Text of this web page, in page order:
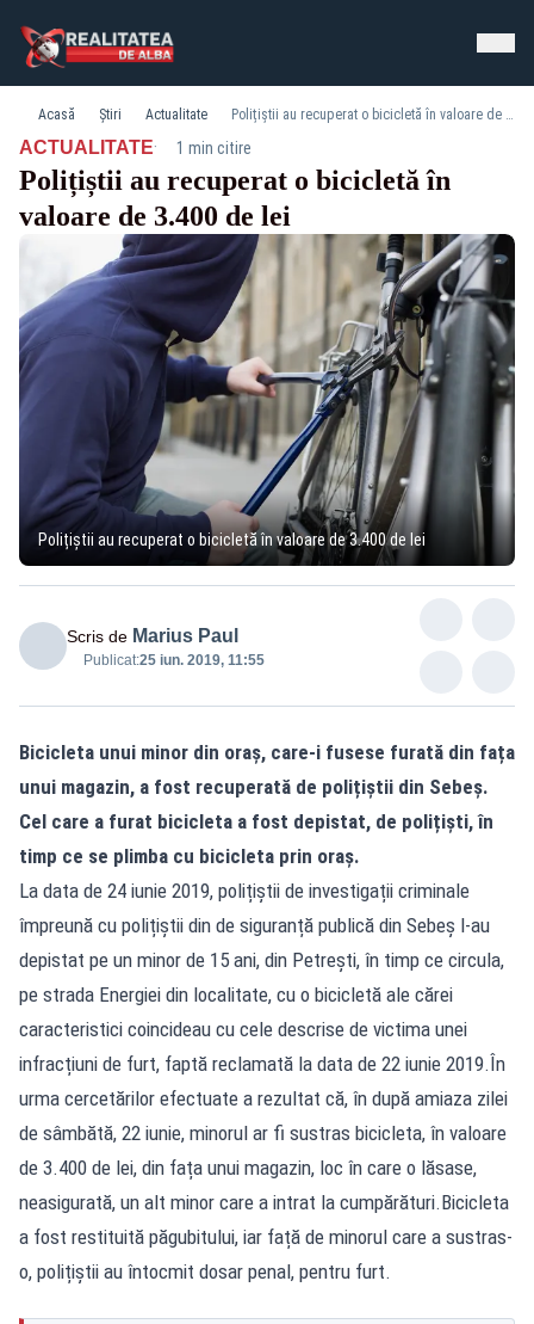
Acasă Știri Actualitate Polițiștii au recuperat o bicicletă în valoare de 3.400 de lei
ACTUALITATE· 1 min citire
Polițiștii au recuperat o bicicletă în
valoare de 3.400 de lei
Polițiștii au recuperat o bicicletă în valoare de 3.400 de lei
Scris de Marius Paul
Publicat:25 iun. 2019, 11:55
Bicicleta unui minor din oraș, care-i fusese furată din fața
unui magazin, a fost recuperată de polițiștii din Sebeș.
Cel care a furat bicicleta a fost depistat, de polițiști, în
timp ce se plimba cu bicicleta prin oraș.
La data de 24 iunie 2019, polițiștii de investigații criminale
împreună cu polițiștii din de siguranță publică din Sebeș l-au
depistat pe un minor de 15 ani, din Petrești, în timp ce circula,
pe strada Energiei din localitate, cu o bicicletă ale cărei
caracteristici coincideau cu cele descrise de victima unei
infracțiuni de furt, faptă reclamată la data de 22 iunie 2019.În
urma cercetărilor efectuate a rezultat că, în după amiaza zilei
de sâmbătă, 22 iunie, minorul ar fi sustras bicicleta, în valoare
de 3.400 de lei, din fața unui magazin, loc în care o lăsase,
neasigurată, un alt minor care a intrat la cumpărături.Bicicleta
a fost restituită păgubitului, iar față de minorul care a sustras-
o, polițiștii au întocmit dosar penal, pentru furt.